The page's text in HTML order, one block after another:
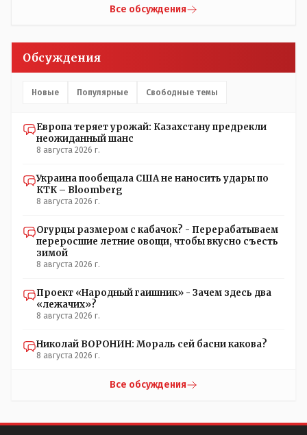
Все обсуждения
Обсуждения
Новые Популярные Свободные темы
Европа теряет урожай: Казахстану предрекли
неожиданный шанс
8 августа 2026 г.
Украина пообещала США не наносить удары по
КТК – Bloomberg
8 августа 2026 г.
Огурцы размером с кабачок? - Перерабатываем
переросшие летние овощи, чтобы вкусно съесть
зимой
8 августа 2026 г.
Проект «Народный гаишник» - Зачем здесь два
«лежачих»?
8 августа 2026 г.
Николай ВОРОНИН: Мораль сей басни какова?
8 августа 2026 г.
Все обсуждения